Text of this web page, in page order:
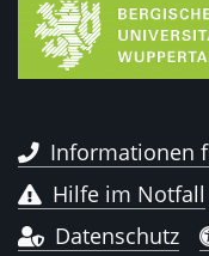
Informationen
Hilfe im Notfall
Datenschutz